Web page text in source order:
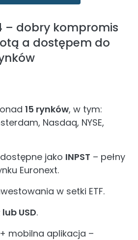
– dobry kompromis
a dostępem do
15 rynków, w tym:
Nasdaq, NYSE,
jako INPST – pełny
Euronext.
w setki ETF.
USD.
mobilna aplikacja –